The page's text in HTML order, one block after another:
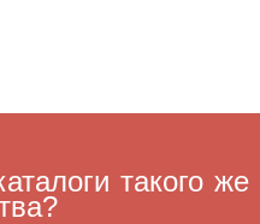
такого же